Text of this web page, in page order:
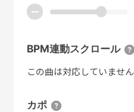
ー
BPM連動スクロール
この曲は対応していません
カポ